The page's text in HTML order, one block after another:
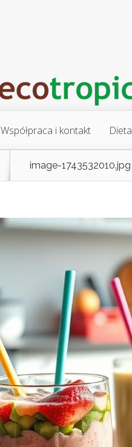
Współpraca i kontakt Dieta
image-1743532010.jpg